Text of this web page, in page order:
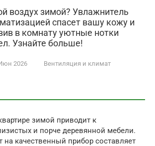
воздух зимой? Увлажнитель
спасет вашу кожу и
в комнату уютные нотки
Узнайте больше!
2026
Вентиляция и климат
зимой приводит к
и порче деревянной мебели.
качественный прибор составляет